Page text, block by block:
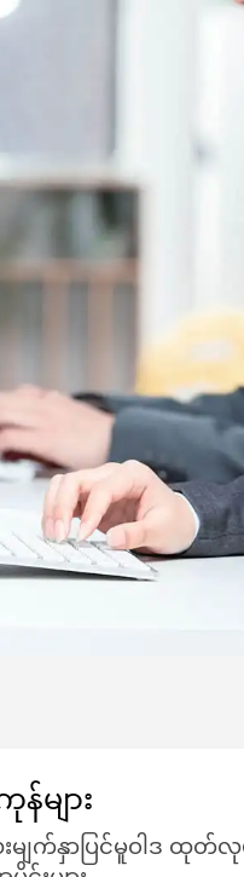
များ
မျက်နှာပြင်မူဝါဒ ထုတ်